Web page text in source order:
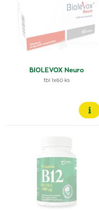
BIOLEVOX Neuro
tbl 1x60 ks